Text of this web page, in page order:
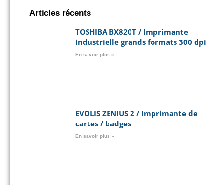
Articles récents
TOSHIBA BX820T / Imprimante
industrielle grands formats 300 dpi
En savoir plus »
EVOLIS ZENIUS 2 / Imprimante de
cartes / badges
En savoir plus »